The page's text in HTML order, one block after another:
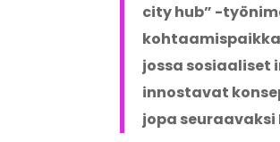
city hub” -
jossa
innostavat
jopa seuraavaksi